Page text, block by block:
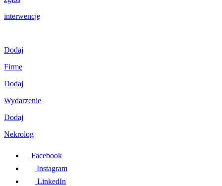
interwencję
Dodaj
Firmę
Dodaj
Wydarzenie
Dodaj
Nekrolog
Facebook
Instagram
LinkedIn